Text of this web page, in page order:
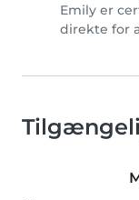
Emily er
direkte for